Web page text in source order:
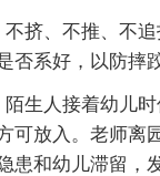
挤、不推、不
否系好，以防摔跤
生人接着幼儿时
可放入。老师离
患和幼儿滞留，